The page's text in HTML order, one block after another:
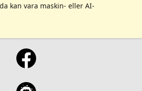
kan vara maskin- eller AI-